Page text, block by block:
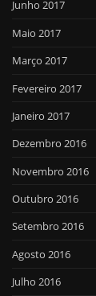
Junho 2017
Maio 2017
Março 2017
Fevereiro 2017
Janeiro 2017
Dezembro 2016
Novembro 2016
Outubro 2016
Setembro 2016
Agosto 2016
Julho 2016